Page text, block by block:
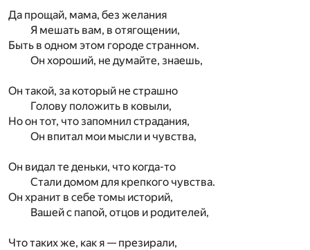
Да прощай, мама, без желания
Я мешать вам, в отягощении,
Быть в одном этом городе странном.
Он хороший, не думайте, знаешь,
Он такой, за который не страшно
Голову положить в ковыли,
Но он тот, что запомнил страдания,
Он впитал мои мысли и чувства,
Он видал те деньки, что когда-то
Стали домом для крепкого чувства.
Он хранит в себе томы историй,
Вашей с папой, отцов и родителей,
Что таких же, как я — презирали,